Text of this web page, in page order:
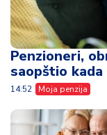
Penzioneri,
saopštio
14:52 Moja penzija